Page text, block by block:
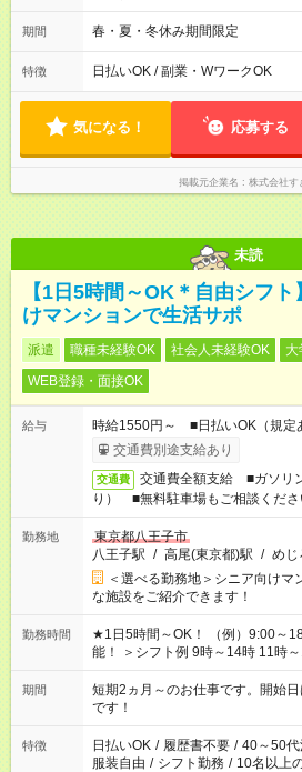
2h～OK ＜シフト例＞ 〇朝帯
後帯 14:00-18:00 〇夜帯 18:00-
ます♪
期間 春・夏・冬休み期間限定
特徴 日払いOK / 副業・WワークOK
気になる！ 応募する
掲載元企業名 株式会社す
未読
【1日5時間～OK＊自由シフ
けマンションで生活サポ
派遣 職種未経験OK 社会人未経験OK 大
WEB登録・面接OK
給与
時給1550円～ ■日払いOK（規定
交通費別途支給あり
交通費
交通費全額支給 ■ガソリ
り） ■無料駐車場もご相談くださ
勤務地
東京都八王子市
八王子駅 / 高尾(東京都)駅 / めじ
＜選べる勤務地＞シニア向け
な施設をご紹介できます！
勤務時間
★1日5時間～OK！ （例）9:00～
能！ ＞シフト例 9時～14時 11時
のご都合に合わせて勤務時間をご
でお休みや時間の調整が必要な場
い。
期間
短期2ヵ月～のお仕事です。開始
です！
特徴 日払いOK / 履歴書不要 / 40～50代
服装自由 / シフト勤務 / 10名以上